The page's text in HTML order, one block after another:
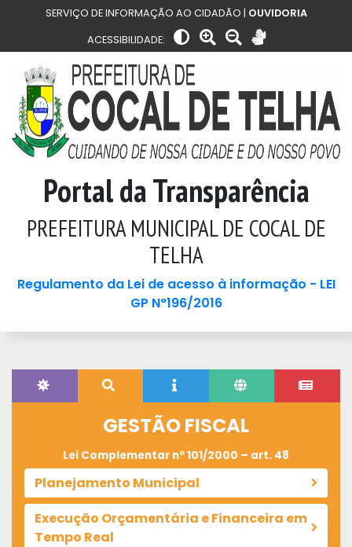
SERVIÇO DE INFORMAÇÃO AO CIDADÃO | OUVIDORIA
ACESSIBILIDADE:
Portal da Transparência
PREFEITURA MUNICIPAL DE COCAL DE
TELHA
Regulamento da Lei de acesso à informação - LEI
GP N°196/2016
GESTÃO FISCAL
Lei Complementar nº 101/2000 – art. 48
Planejamento Municipal
Execução Orçamentária e Financeira em
Tempo Real